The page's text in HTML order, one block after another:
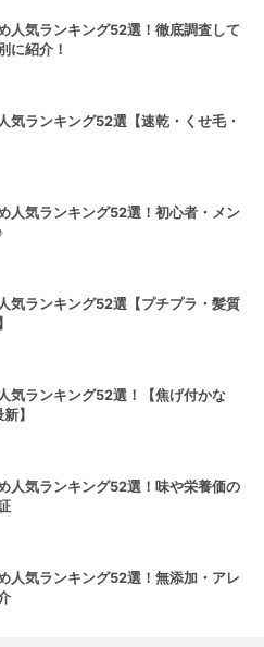
人気ランキング52選！徹底調査して
に紹介！
気ランキング52選【速乾・くせ毛・
人気ランキング52選！初心者・メン
気ランキング52選【プチプラ・髪質
気ランキング52選！【焦げ付かな
】
人気ランキング52選！味や栄養価の
人気ランキング52選！無添加・アレ